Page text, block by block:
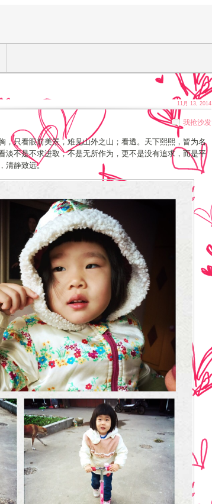
我抢沙发
，只看眼前美景，难见山外之山；看透。天下熙熙，皆为名
不是不求进取，不是无所作为，更不是没有追求，而是平
清静致远。
11月 13, 2014